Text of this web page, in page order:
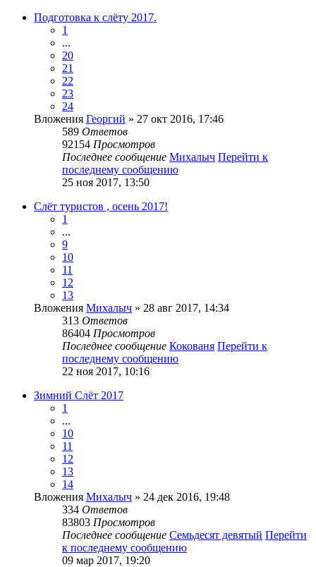
Подготовка к слёту 2017.
1
...
20
21
22
23
24
Вложения Георгий » 27 окт 2016, 17:46
589 Ответов
92154 Просмотров
Последнее сообщение Михалыч Перейти к
последнему сообщению
25 ноя 2017, 13:50
Слёт туристов , осень 2017!
1
...
9
10
11
12
13
Вложения Михалыч » 28 авг 2017, 14:34
313 Ответов
86404 Просмотров
Последнее сообщение Кокованя Перейти к
последнему сообщению
22 ноя 2017, 10:16
Зимний Слёт 2017
1
...
10
11
12
13
14
Вложения Михалыч » 24 дек 2016, 19:48
334 Ответов
83803 Просмотров
Последнее сообщение Семьдесят девятый Перейти
к последнему сообщению
09 мар 2017, 19:20